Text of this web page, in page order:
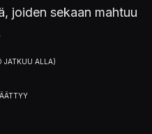
joiden sekaan mahtuu